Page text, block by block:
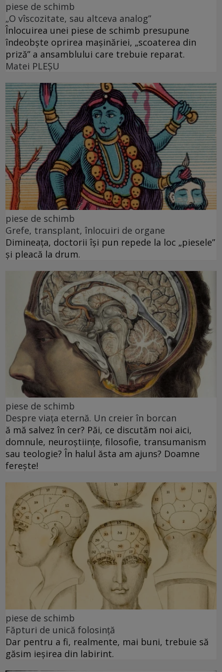
piese de schimb
„O vîscozitate, sau altceva analog”
Înlocuirea unei piese de schimb presupune
îndeobște oprirea mașinăriei, „scoaterea din
priză” a ansamblului care trebuie reparat.
Matei PLEŞU
piese de schimb
Grefe, transplant, înlocuiri de organe
Dimineața, doctorii își pun repede la loc „piesele”
și pleacă la drum.
piese de schimb
Despre viața eternă. Un creier în borcan
ă mă salvez în cer? Păi, ce discutăm noi aici,
domnule, neuroștiințe, filosofie, transumanism
sau teologie? În halul ăsta am ajuns? Doamne
ferește!
piese de schimb
Făpturi de unică folosință
Dar pentru a fi, realmente, mai buni, trebuie să
găsim ieșirea din labirint.